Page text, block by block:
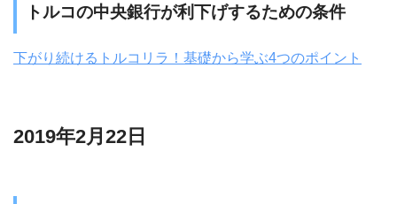
トルコの中央銀行が利下げするための条件
下がり続けるトルコリラ！基礎から学ぶ4つのポイント
2019年2月22日